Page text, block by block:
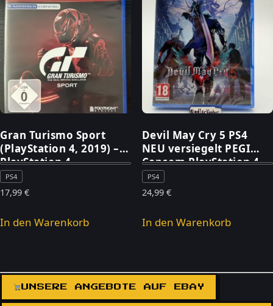
Gran Turismo Sport
(PlayStation 4, 2019) –
PlayStation 4
PS4
17,99 €
In den Warenkorb
Devil May Cry 5 PS4
NEU versiegelt PEGI
Capcom PlayStation 4
PS4
24,99 €
In den Warenkorb
UNSERE ANGEBOTE AUF EBAY